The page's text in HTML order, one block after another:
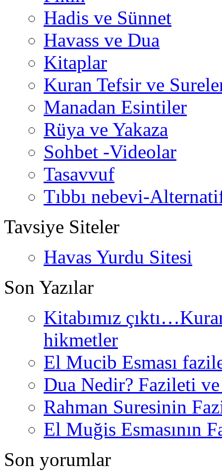
Hadis ve Sünnet
Havass ve Dua
Kitaplar
Kuran Tefsir ve
Manadan Esintiler
Rüya ve Yakaza
Sohbet -Videolar
Tasavvuf
Tıbbı nebevi-
Tavsiye Siteler
Havas Yurdu Sitesi
Son Yazılar
Kitabımız
hikmetler
El Mucib Esması
Dua Nedir? Fazileti
Rahman Suresinin
El Muğis Esmasının
Son yorumlar